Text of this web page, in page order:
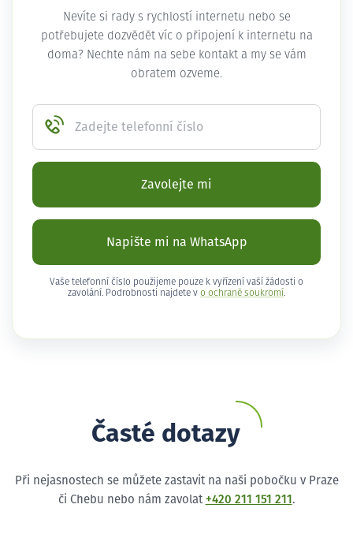
Nevíte si rady s rychlostí internetu nebo se
potřebujete dozvědět víc o připojení k internetu na
doma? Nechte nám na sebe kontakt a my se vám
obratem ozveme.
Zadejte telefonní číslo
Zavolejte mi
Napište mi na WhatsApp
Vaše telefonní číslo použijeme pouze k vyřízení vaší žádosti o
zavolání. Podrobnosti najdete v o ochraně soukromí .
Časté dotazy
Při nejasnostech se můžete zastavit na naši pobočku v Praze
či Chebu nebo nám zavolat +420 211 151 211 .